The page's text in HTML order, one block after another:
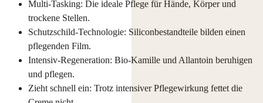
Multi-Tasking: Die ideale Pflege für Hände, Körper und
trockene Stellen.
Schutzschild-Technologie: Siliconbestandteile bilden einen
pflegenden Film.
Intensiv-Regeneration: Bio-Kamille und Allantoin beruhigen
und pflegen.
Zieht schnell ein: Trotz intensiver Pflegewirkung fettet die